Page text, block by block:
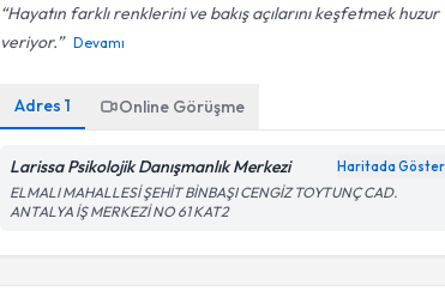
Hayatın farklı renklerini ve bakış açılarını keşfetmek huzur
veriyor.
Devamı
Adres1 Online Görüşme
Larissa Psikolojik Danışmanlık Merkezi Haritada Göster
ELMALI MAHALLESİ ŞEHİT BİNBAŞI CENGİZ TOYTUNÇ CAD.
ANTALYA İŞ MERKEZİ NO 61 KAT2